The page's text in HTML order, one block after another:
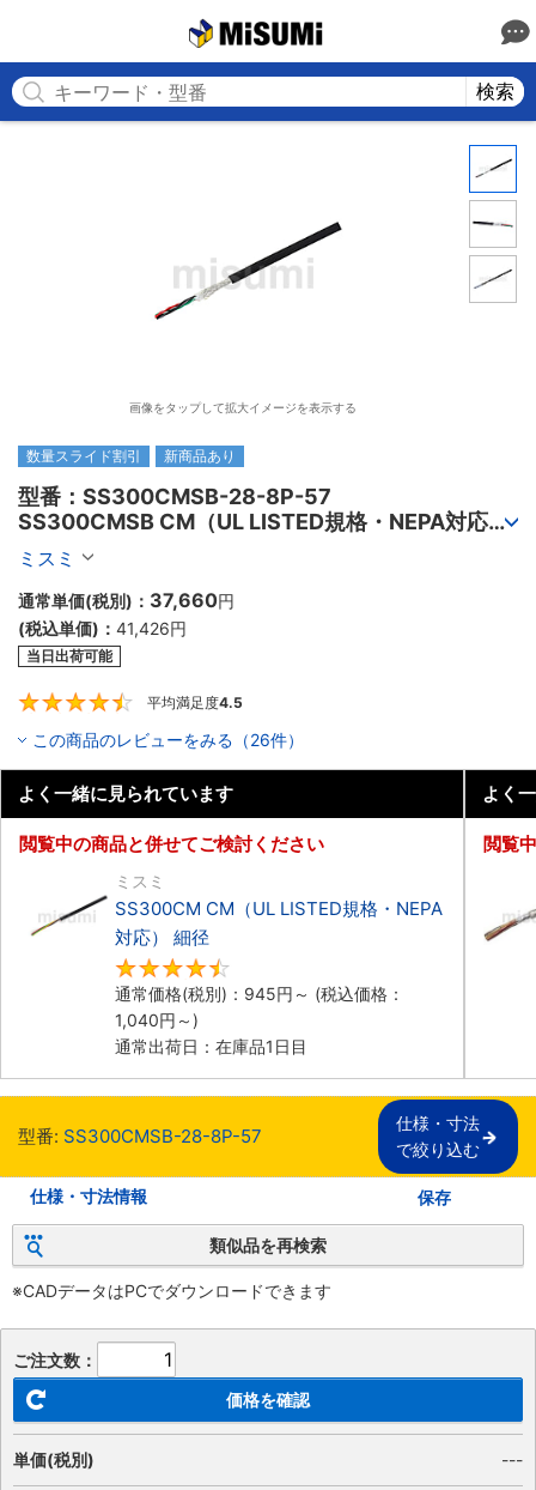
検索
画像をタップして拡大イメージを表示する
数量スライド割引 新商品あり
型番：SS300CMSB-28-8P-57
SS300CMSB CM（UL LISTED規格・NEPA対応）
細径 シールド付
ミスミ
通常単価(税別)： 37,660円
(税込単価)： 41,426円
当日出荷可能
平均満足度4.5
この商品のレビューをみる（26件）
よく一緒に見られています
閲覧中の商品と併せてご検討ください
ミスミ
SS300CM CM（UL LISTED規格・NEPA
対応） 細径
通常価格(税別)： 945円 ～ (税込価格：
1,040円 ～)
通常出荷日：在庫品1日目
よく
閲覧
型番: SS300CMSB-28-8P-57
仕様・寸法
で絞り込む
仕様・寸法情報 保存
類似品を再検索
※CADデータはPCでダウンロードできます
ご注文数：
価格を確認
単価(税別) ---